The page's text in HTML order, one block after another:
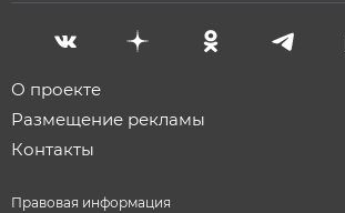
О проекте
Размещение рекламы
Контакты
Правовая информация